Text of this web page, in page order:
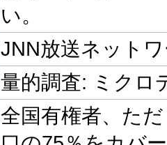
い。
JNN放送ネット
量的調査: ミクロ
全国有権者、た